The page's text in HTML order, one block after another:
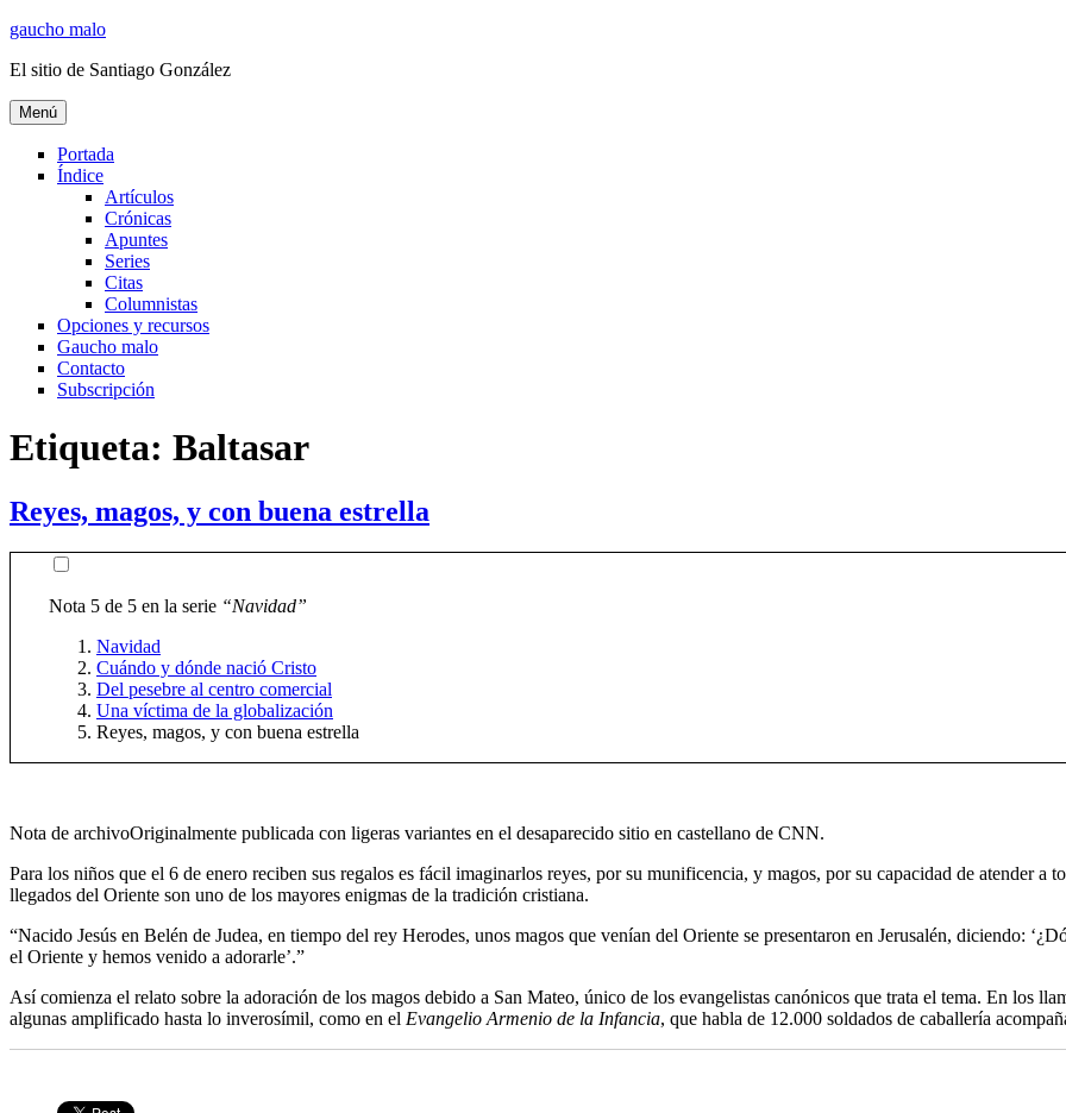
Ir
contenido
gaucho malo
El sitio de Santiago González
Menú
Portada
Índice
Artículos
Crónicas
Apuntes
Series
Citas
Columnistas
Opciones y recursos
Gaucho malo
Contacto
Subscripción
Etiqueta: Baltasar
Reyes, magos, y con buena estrella
Nota 5 de 5 en la serie “Navidad”
Navidad
Cuándo y dónde nació Cristo
Del pesebre al centro comercial
Una víctima de la globalización
Reyes, magos, y con buena estrella
Nota de archivoOriginalmente publicada con ligeras variantes en el desaparecido sitio en castellano de CNN.
Para los niños que el 6 de enero reciben sus regalos es fácil imaginarlos reyes, por su munificencia, y magos, por su capacidad de atender a
llegados del Oriente son uno de los mayores enigmas de la tradición cristiana.
“Nacido Jesús en Belén de Judea, en tiempo del rey Herodes, unos magos que venían del Oriente se presentaron en Jerusalén, diciendo:
el Oriente y hemos venido a adorarle’.”
Así comienza el relato sobre la adoración de los magos debido a San Mateo, único de los evangelistas canónicos que trata el tema. En los
algunas amplificado hasta lo inverosímil, como en el Evangelio Armenio de la Infancia, que habla de 12.000 soldados de caballería